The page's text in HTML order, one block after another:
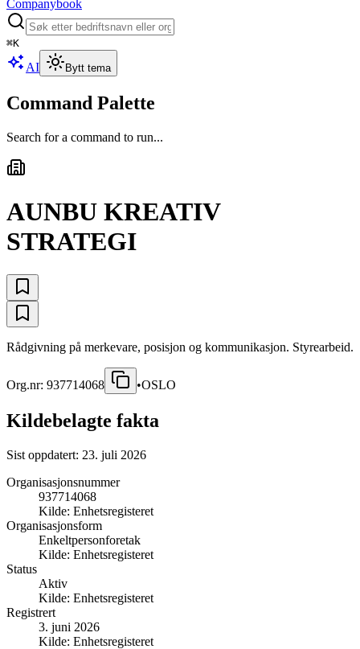
Companybook
⌘K
AI Bytt tema
Command Palette
Search for a command to run...
AUNBU KREATIV
STRATEGI
Rådgivning på merkevare, posisjon og kommunikasjon. Styrearbeid.
Org.nr: 937714068 •OSLO
Kildebelagte fakta
Sist oppdatert: 23. juli 2026
Organisasjonsnummer
937714068
Kilde: Enhetsregisteret
Organisasjonsform
Enkeltpersonforetak
Kilde: Enhetsregisteret
Status
Aktiv
Kilde: Enhetsregisteret
Registrert
3. juni 2026
Kilde: Enhetsregisteret